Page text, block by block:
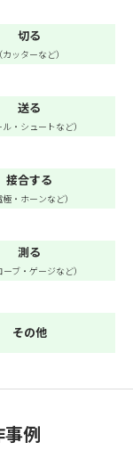
切る
（カッターなど）
送る
ル・シュートなど）
接合する
極・ホーンなど）
測る
ーブ・ゲージなど）
その他
例